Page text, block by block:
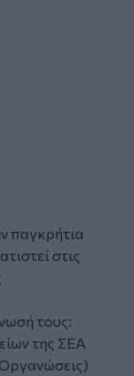
παγκρήτια
στις
τους:
της ΣΕΑ